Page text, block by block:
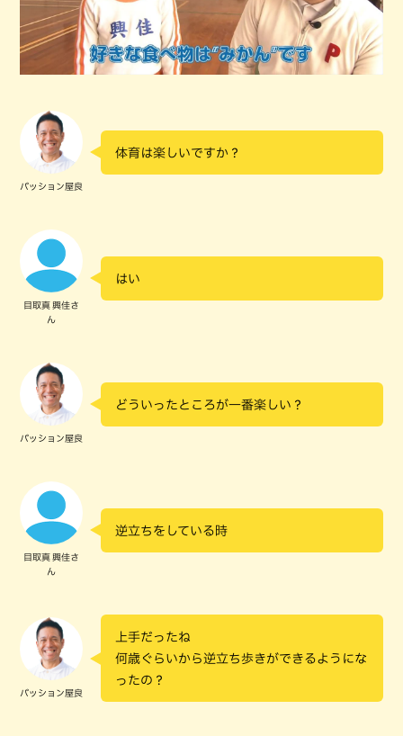
パッション屋良
体育は楽しいですか？
目取真 興佳さ
ん
はい
パッション屋良
どういったところが一番楽しい？
目取真 興佳さ
ん
逆立ちをしている時
パッション屋良
上手だったね
何歳ぐらいから逆立ち歩きができるようにな
ったの？